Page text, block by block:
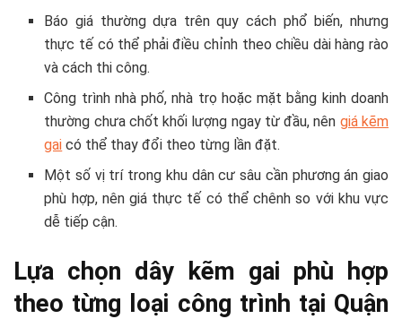
Báo giá thường dựa trên quy cách phổ biến, nhưng
thực tế có thể phải điều chỉnh theo chiều dài hàng rào
và cách thi công.
Công trình nhà phố, nhà trọ hoặc mặt bằng kinh doanh
thường chưa chốt khối lượng ngay từ đầu, nên giá kẽm
gai có thể thay đổi theo từng lần đặt.
Một số vị trí trong khu dân cư sâu cần phương án giao
phù hợp, nên giá thực tế có thể chênh so với khu vực
dễ tiếp cận.
Lựa chọn dây kẽm gai phù hợp
theo từng loại công trình tại Quận